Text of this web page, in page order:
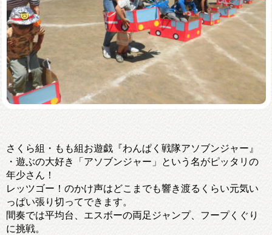
さくら組・もも組お遊戯『わんぱく戦隊アソブンジャー』
・遊ぶの大好き「アソブンジャー」という名がピッタリの
年少さん！
レッツゴー！のかけ声はどこまでも響き渡るくらい元気い
っぱい張り切ってできます。
間奏では平均台、エスボーの両足ジャンプ、フープくぐり
に挑戦。